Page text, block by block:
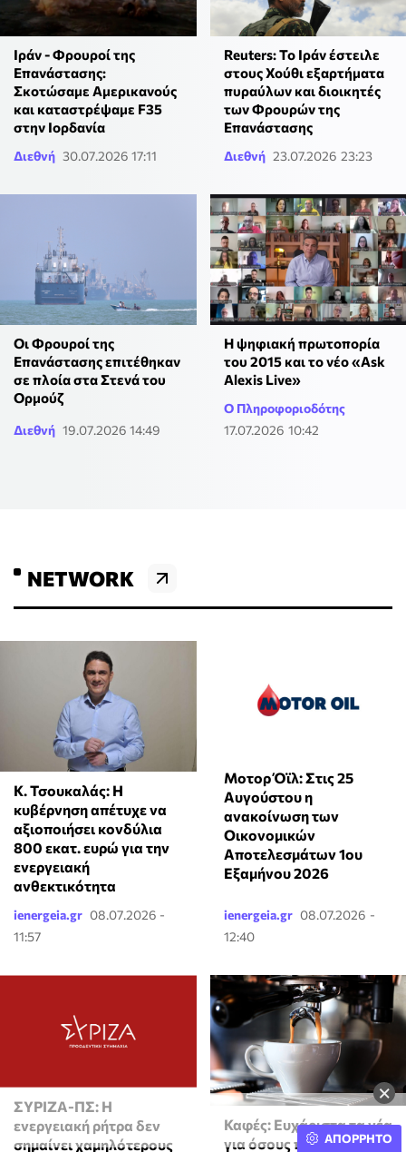
×
Ιράν - Φρουροί της
Επανάστασης:
Σκοτώσαμε Αμερικανούς
και καταστρέψαμε F35
στην Ιορδανία
Διεθνή 30.07.2026 17:11
Reuters: Το Ιράν έστειλε
στους Χούθι εξαρτήματα
πυραύλων και διοικητές
των Φρουρών της
Επανάστασης
Διεθνή 23.07.2026 23:23
Οι Φρουροί της
Επανάστασης επιτέθηκαν
σε πλοία στα Στενά του
Ορμούζ
Διεθνή 19.07.2026 14:49
Η ψηφιακή πρωτοπορία
του 2015 και το νέο «Ask
Alexis Live»
Ο Πληροφοριοδότης
17.07.2026 10:42
NETWORK
Κ. Τσουκαλάς: Η
κυβέρνηση απέτυχε να
αξιοποιήσει κονδύλια
800 εκατ. ευρώ για την
ενεργειακή
ανθεκτικότητα
ienergeia.gr 08.07.2026 -
11:57
Μοτορ Όϊλ: Στις 25
Αυγούστου η
ανακοίνωση των
Οικονομικών
Αποτελεσμάτων 1ου
Εξαμήνου 2026
ienergeia.gr 08.07.2026 -
12:40
ΣΥΡΙΖΑ-ΠΣ: Η
ενεργειακή ρήτρα δεν
σημαίνει χαμηλότερους
Καφές: Ευχάριστα τα νέα
για όσους πίνουνΑΠΟΡΡΗΤΟ